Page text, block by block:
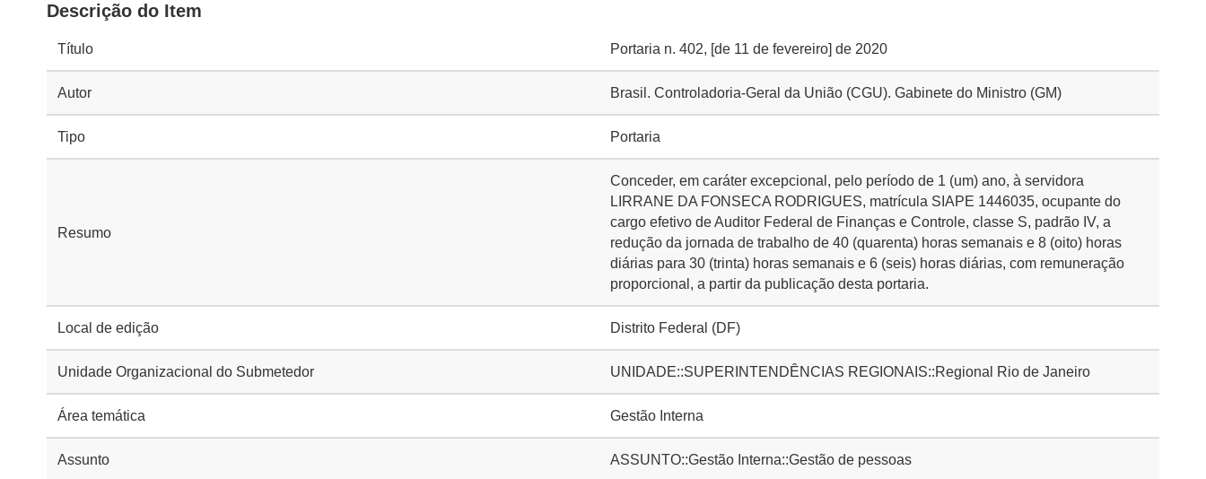
Descrição do Item
Título Portaria n. 402, [de 11 de fevereiro] de 2020
Autor Brasil. Controladoria-Geral da União (CGU). Gabinete do Ministro (GM)
Tipo Portaria
Resumo
Conceder, em caráter excepcional, pelo período de 1 (um) ano, à servidora
LIRRANE DA FONSECA RODRIGUES, matrícula SIAPE 1446035, ocupante do
cargo efetivo de Auditor Federal de Finanças e Controle, classe S, padrão IV, a
redução da jornada de trabalho de 40 (quarenta) horas semanais e 8 (oito) horas
diárias para 30 (trinta) horas semanais e 6 (seis) horas diárias, com remuneração
proporcional, a partir da publicação desta portaria.
Local de edição Distrito Federal (DF)
Unidade Organizacional do Submetedor UNIDADE::SUPERINTENDÊNCIAS REGIONAIS::Regional Rio de Janeiro
Área temática Gestão Interna
Assunto ASSUNTO::Gestão Interna::Gestão de pessoas